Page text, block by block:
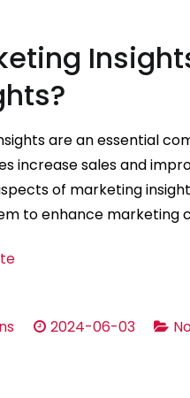
are an essential
increase sales and
of marketing
to enhance marketing
2024-06-03